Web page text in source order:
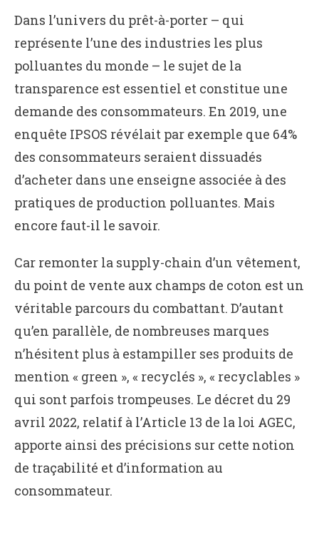
Dans l’univers du prêt-à-porter – qui
représente l’une des industries les plus
polluantes du monde – le sujet de la
transparence est essentiel et constitue une
demande des consommateurs. En 2019, une
enquête IPSOS révélait par exemple que 64%
des consommateurs seraient dissuadés
d’acheter dans une enseigne associée à des
pratiques de production polluantes. Mais
encore faut-il le savoir.
Car remonter la supply-chain d’un vêtement,
du point de vente aux champs de coton est un
véritable parcours du combattant. D’autant
qu’en parallèle, de nombreuses marques
n’hésitent plus à estampiller ses produits de
mention « green », « recyclés », « recyclables »
qui sont parfois trompeuses. Le décret du 29
avril 2022, relatif à l’Article 13 de la loi AGEC,
apporte ainsi des précisions sur cette notion
de traçabilité et d’information au
consommateur.